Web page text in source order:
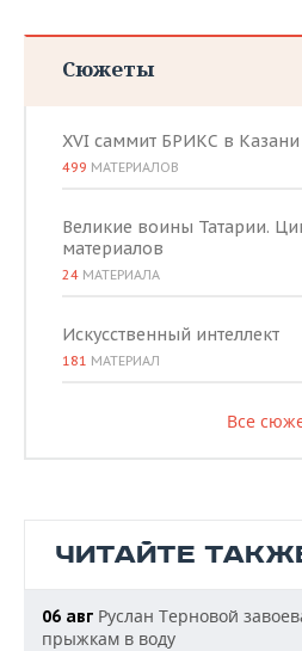
Сюжеты
XVI саммит БРИКС в Казани
499 МАТЕРИАЛОВ
Великие воины Татарии.
материалов
24 МАТЕРИАЛА
Искусственный интеллект
181 МАТЕРИАЛ
Все
ЧИТАЙТЕ
06 авг Руслан Терновой
прыжкам в воду